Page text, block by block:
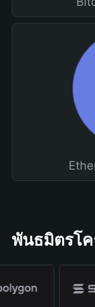
พันธมิตรโค